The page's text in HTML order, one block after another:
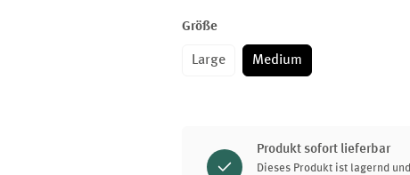
Größe
Large Medium
Produkt sofort lieferbar
Dieses Produkt ist lagernd